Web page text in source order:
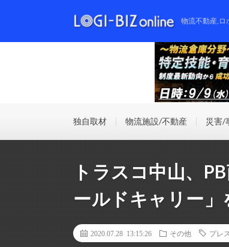
物流不動産,ロ
独自取材 物流施設/不動産 災害/
トラスコ中山、
ールドキャリー」
2020.07.28 13:15:26 その他 プレ